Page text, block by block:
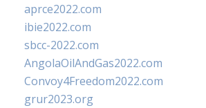
aprce2022.com
ibie2022.com
sbcc-2022.com
AngolaOilAndGas2022.com
Convoy4Freedom2022.com
grur2023.org